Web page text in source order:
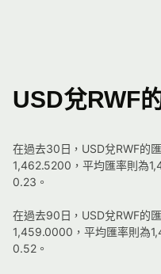
USD兌RWF
在過去30日，USD兌RWF的
1,462.5200，平均匯率則為
0.23。
在過去90日，USD兌RWF的
1,459.0000，平均匯率則為
0.52。